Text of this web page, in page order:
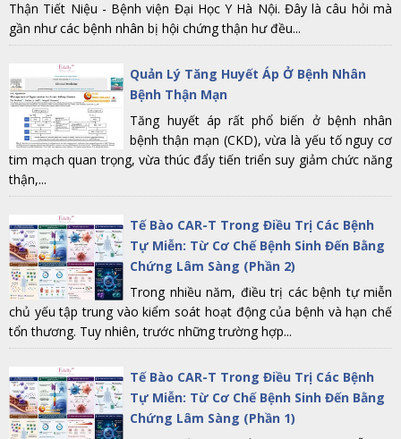
Thận Tiết Niệu - Bệnh viện Đại Học Y Hà Nội. Đây là câu hỏi mà
gần như các bệnh nhân bị hội chứng thận hư đều...
Quản Lý Tăng Huyết Áp Ở Bệnh Nhân
Bệnh Thận Mạn
Tăng huyết áp rất phổ biến ở bệnh nhân
bệnh thận mạn (CKD), vừa là yếu tố nguy cơ
tim mạch quan trọng, vừa thúc đẩy tiến triển suy giảm chức năng
thận,...
Tế Bào CAR-T Trong Điều Trị Các Bệnh
Tự Miễn: Từ Cơ Chế Bệnh Sinh Đến Bằng
Chứng Lâm Sàng (Phần 2)
Trong nhiều năm, điều trị các bệnh tự miễn
chủ yếu tập trung vào kiểm soát hoạt động của bệnh và hạn chế
tổn thương. Tuy nhiên, trước những trường hợp...
Tế Bào CAR-T Trong Điều Trị Các Bệnh
Tự Miễn: Từ Cơ Chế Bệnh Sinh Đến Bằng
Chứng Lâm Sàng (Phần 1)